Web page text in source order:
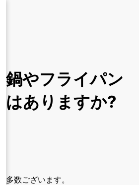
鍋やフライパン
はありますか?
多数ございます。